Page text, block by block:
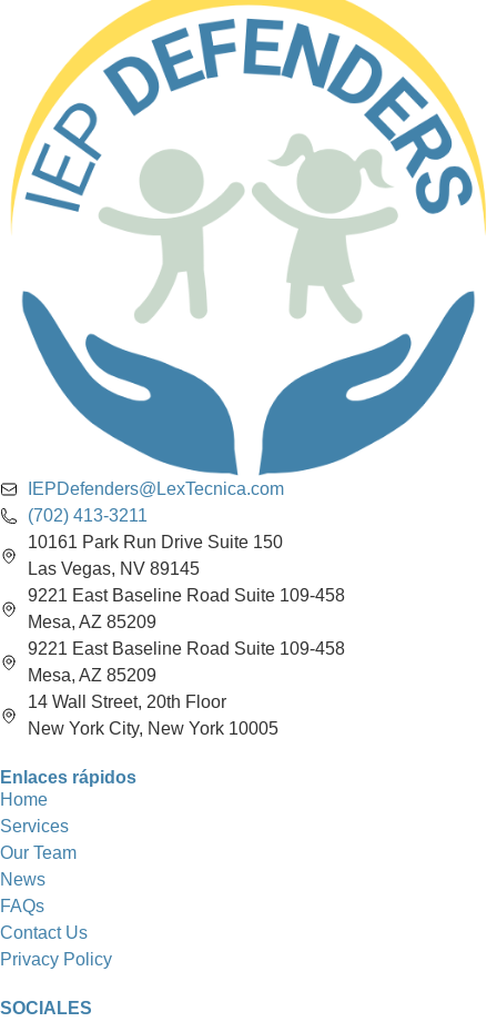
IEPDefenders@LexTecnica.com
(702) 413-3211
10161 Park Run Drive Suite 150
Las Vegas, NV 89145
9221 East Baseline Road Suite 109-458
Mesa, AZ 85209
9221 East Baseline Road Suite 109-458
Mesa, AZ 85209
14 Wall Street, 20th Floor
New York City, New York 10005
Enlaces rápidos
Home
Services
Our Team
News
FAQs
Contact Us
Privacy Policy
SOCIALES